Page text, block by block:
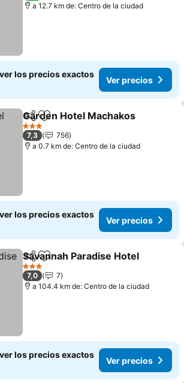
a 12.7 km de: Centro de la ciudad
los precios exactos
Ver precios
CompartirAgregar a favoritos
Garden Hotel Machakos
3 Estrellas
7,3
756
a 0.7 km de: Centro de la ciudad
los precios exactos
Ver precios
CompartirAgregar a favoritos
Savannah Paradise Hotel
3 Estrellas
7,0
7
a 104.4 km de: Centro de la ciudad
los precios exactos
Ver precios